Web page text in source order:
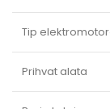
Tip
Prihvat alata